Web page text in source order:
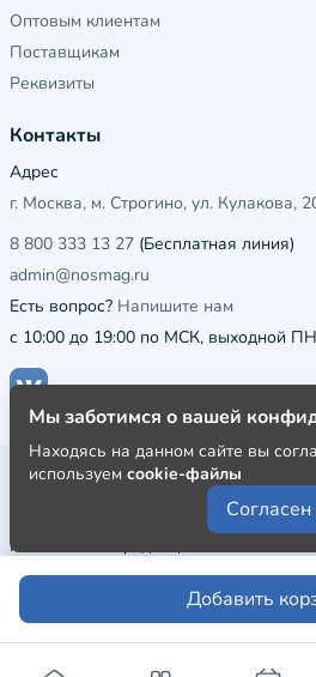
Добавить
Оптовым клиентам
Поставщикам
Реквизиты
Контакты
Адрес
г. Москва, м. Строгино, ул. Кулакова,
8 800 333 13 27 (Бесплатная линия)
admin@nosmag.ru
Есть вопрос? Напишите нам
с 10:00 до 19:00 по МСК, выходной
Публичная оферта
Пользовательское соглашение
Политика конфиденциальности
Мы заботимся о вашей
Находясь на данном сайте вы
используем cookie-файлы
Согласен